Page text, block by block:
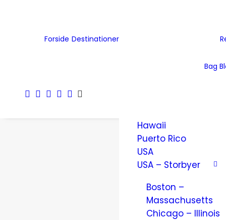
Forside Destinationer
Hawaii
Puerto Rico
USA
USA – Storbyer
Boston –
Massachusetts
Chicago – Illinois
Bag